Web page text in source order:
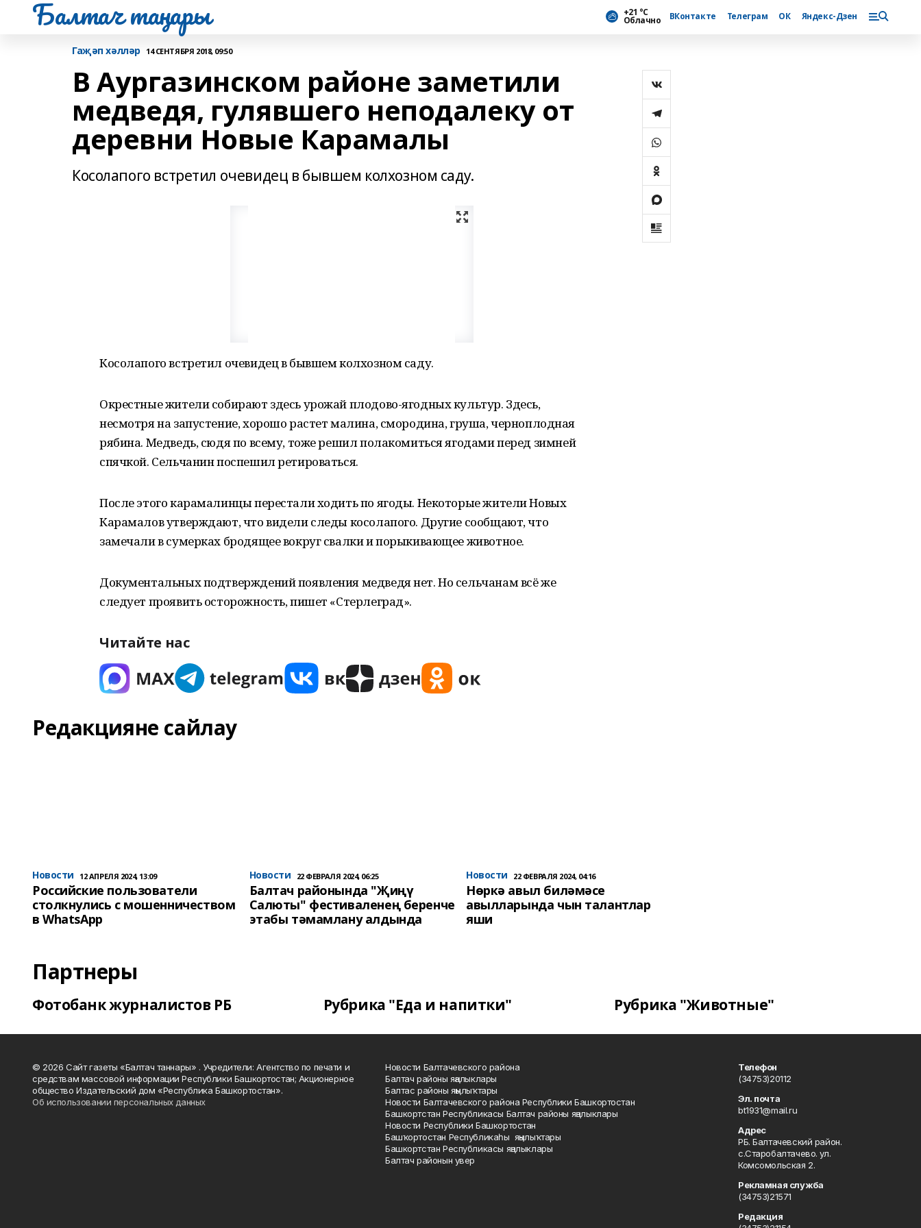
Балтач таңнары +21 °С
Облачно ВКонтакте Телеграм ОК Яндекс-Дзен
Гаҗәп хәлләр 14 СЕНТЯБРЯ 2018, 09:50
В Аургазинском районе заметили
медведя, гулявшего неподалеку от
деревни Новые Карамалы
Косолапого встретил очевидец в бывшем колхозном саду.
Косолапого встретил очевидец в бывшем колхозном саду.
Окрестные жители собирают здесь урожай плодово-ягодных культур. Здесь,
несмотря на запустение, хорошо растет малина, смородина, груша, черноплодная
рябина. Медведь, сюдя по всему, тоже решил полакомиться ягодами перед зимней
спячкой. Сельчанин поспешил ретироваться.
После этого карамалинцы перестали ходить по ягоды. Некоторые жители Новых
Карамалов утверждают, что видели следы косолапого. Другие сообщают, что
замечали в сумерках бродящее вокруг свалки и порыкивающее животное.
Документальных подтверждений появления медведя нет. Но сельчанам всё же
следует проявить осторожность, пишет «Стерлеград».
Читайте нас
Редакцияне сайлау
Новости 12 АПРЕЛЯ 2024, 13:09
Российские пользователи
столкнулись с мошенничеством
в WhatsApp
Новости 22 ФЕВРАЛЯ 2024, 06:25
Балтач районында "Җиңү
Салюты" фестиваленең беренче
этабы тәмамлану алдында
Новости 22 ФЕВРАЛЯ 2024, 04:16
Нөркә авыл биләмәсе
авылларында чын талантлар
яши
Партнеры
Фотобанк журналистов РБ Рубрика "Еда и напитки" Рубрика "Животные"
© 2026 Сайт газеты «Балтач таннары» . Учредители: Агентство по печати и
средствам массовой информации Республики Башкортостан; Акционерное
общество Издательский дом «Республика Башкортостан».
Об использовании персональных данных
Новости Балтачевского района
Балтач районы яңалыклары
Балтас районы яңылыҡтары
Новости Балтачевского района Республики Башкортостан
Башкортстан Республикасы Балтач районы яңалыклары
Новости Республики Башкортостан
Башҡортостан Республикаһы яңылыҡтары
Башкортстан Республикасы яңалыклары
Балтач районын увер
Телефон
(34753)20112
Эл. почта
bt1931@mail.ru
Адрес
РБ. Балтачевский район.
с.Старобалтачево. ул.
Комсомольская 2.
Рекламная служба
(34753)21571
Редакция